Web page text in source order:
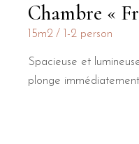
Chambre «
15m2 1-2 person
Spacieuse et
plonge